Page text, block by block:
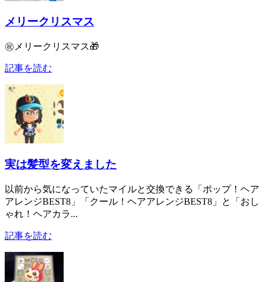
メリークリスマス
㊗️メリークリスマス🎁
記事を読む
実は髪型を変えました
以前から気になっていたマイルと交換できる「ポップ！ヘア
アレンジBEST8」「クール！ヘアアレンジBEST8」と「おし
ゃれ！ヘアカラ...
記事を読む